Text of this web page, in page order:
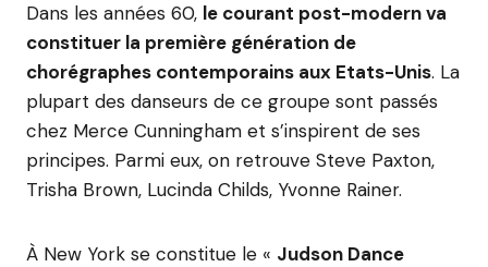
Dans les années 60, le courant post-modern va
constituer la première génération de
chorégraphes contemporains aux Etats-Unis. La
plupart des danseurs de ce groupe sont passés
chez Merce Cunningham et s’inspirent de ses
principes. Parmi eux, on retrouve Steve Paxton,
Trisha Brown, Lucinda Childs, Yvonne Rainer.
À New York se constitue le « Judson Dance